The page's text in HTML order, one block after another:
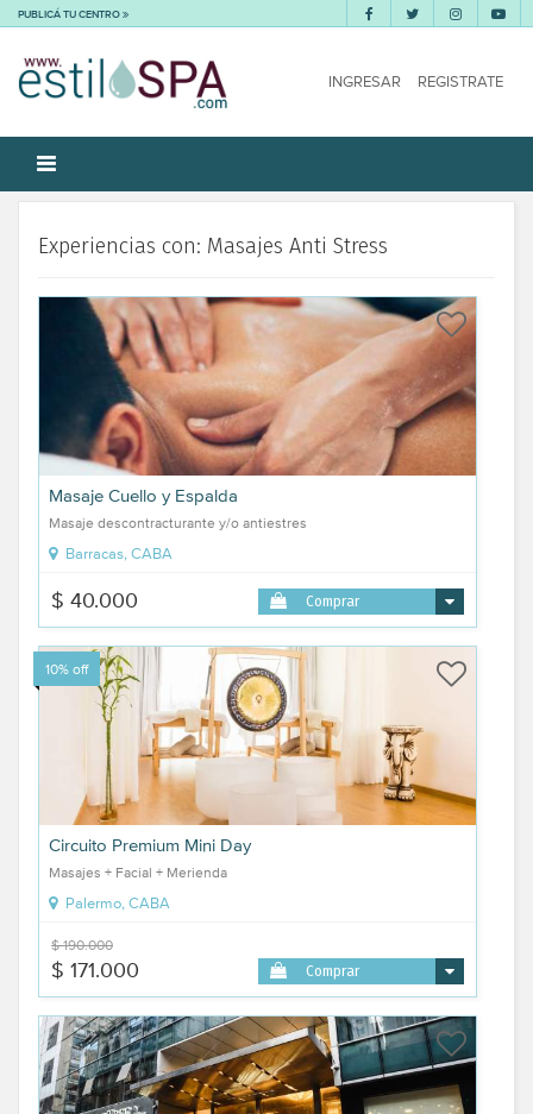
PUBLICÁ TU CENTRO
INGRESAR REGISTRATE
Experiencias con: Masajes Anti Stress
Masaje Cuello y Espalda
Masaje descontracturante y/o antiestres
Barracas, CABA
$ 40.000 Comprar
10% off
Circuito Premium Mini Day
Masajes + Facial + Merienda
Palermo, CABA
$ 190.000
$ 171.000 Comprar